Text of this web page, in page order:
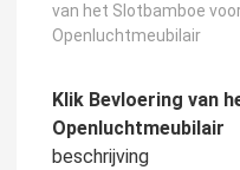
van het Slotbamboe
Openluchtmeubilair
Klik Bevloering van
Openluchtmeubilair
beschrijving